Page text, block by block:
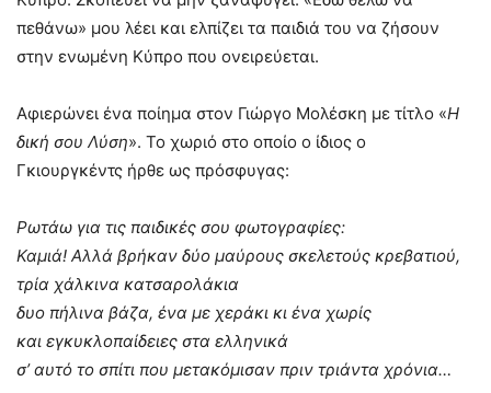
πεθάνω» μου λέει και ελπίζει τα παιδιά του να ζήσουν
στην ενωμένη Κύπρο που ονειρεύεται.
Αφιερώνει ένα ποίημα στον Γιώργο Μολέσκη με τίτλο «Η
δική σου Λύση». Το χωριό στο οποίο ο ίδιος ο
Γκιουργκέντς ήρθε ως πρόσφυγας:
Ρωτάω για τις παιδικές σου φωτογραφίες:
Καμιά! Αλλά βρήκαν δύο μαύρους σκελετούς κρεβατιού,
τρία χάλκινα κατσαρολάκια
δυο πήλινα βάζα, ένα με χεράκι κι ένα χωρίς
και εγκυκλοπαίδειες στα ελληνικά
σ’ αυτό το σπίτι που μετακόμισαν πριν τριάντα χρόνια…